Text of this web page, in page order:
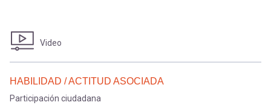
Video
HABILIDAD / ACTITUD ASOCIADA
Participación ciudadana